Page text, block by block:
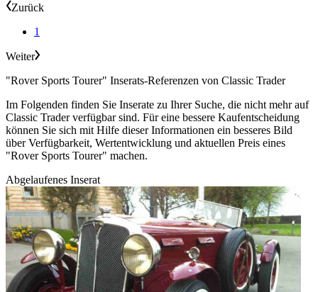
Zurück
1
Weiter
"Rover Sports Tourer" Inserats-Referenzen von Classic Trader
Im Folgenden finden Sie Inserate zu Ihrer Suche, die nicht mehr auf
Classic Trader verfügbar sind. Für eine bessere Kaufentscheidung
können Sie sich mit Hilfe dieser Informationen ein besseres Bild
über Verfügbarkeit, Wertentwicklung und aktuellen Preis eines
"Rover Sports Tourer" machen.
Abgelaufenes Inserat